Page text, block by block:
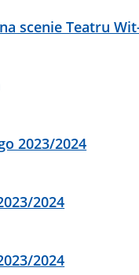
scenie Teatru
2023/2024
2024
2024